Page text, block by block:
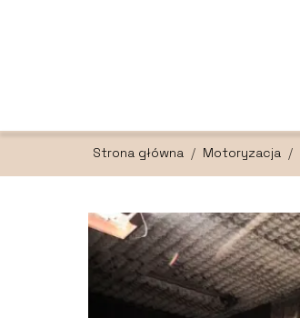
Strona główna / Motoryzacja /